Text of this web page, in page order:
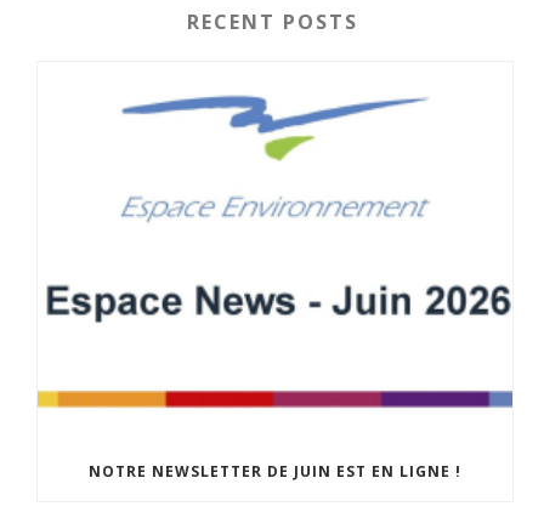
RECENT POSTS
NOTRE NEWSLETTER DE JUIN EST EN LIGNE !